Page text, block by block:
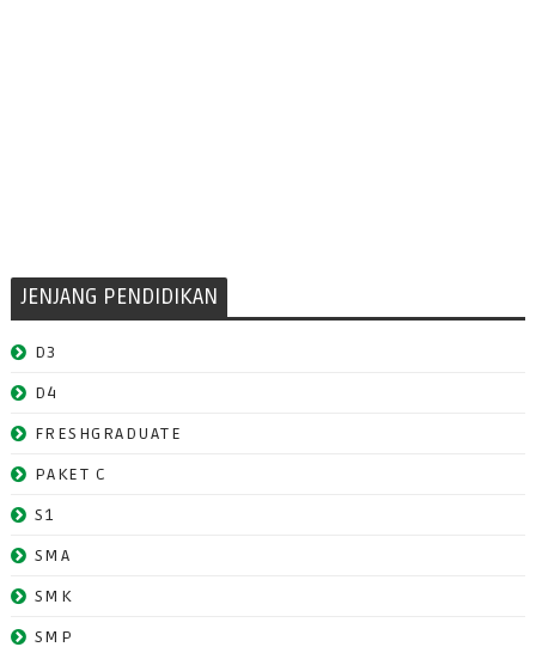
JENJANG PENDIDIKAN
D3
D4
FRESHGRADUATE
PAKET C
S1
SMA
SMK
SMP